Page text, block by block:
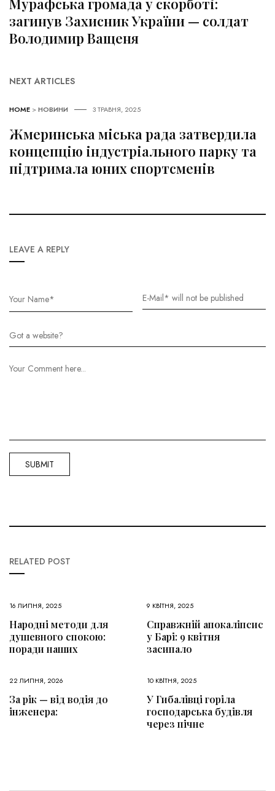
Мурафська громада у скорботі:
загинув Захисник України — солдат
Володимир Ващеня
NEXT ARTICLES
HOME >НОВИНИ 3 ТРАВНЯ, 2025
Жмеринська міська рада затвердила
концепцію індустріального парку та
підтримала юних спортсменів
LEAVE A REPLY
RELATED POST
16 ЛИПНЯ, 2025
Народні методи для
душевного спокою:
поради наших
9 КВІТНЯ, 2025
Справжній апокаліпсис
у Барі: 9 квітня
засипало
22 ЛИПНЯ, 2026
За рік — від водія до
інженера:
10 КВІТНЯ, 2025
У Гибалівці горіла
господарська будівля
через пічне